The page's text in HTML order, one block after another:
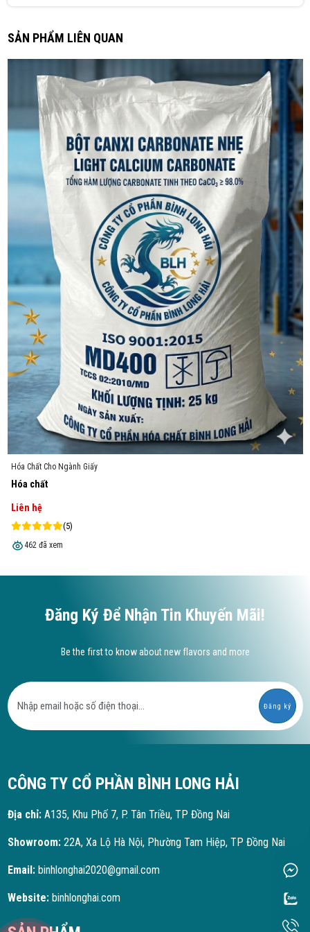
Lần nào đặt cũng giao đúng hẹn, chưa bao giờ trễ.
TT (Đánh giá 3 tháng trước)
Từ đóng gói, giao hàng đến chất lượng đều đáng khen.
SẢN PHẨM LIÊN QUAN
Cho Ngành Giấy
(5)
xem
Đăng Ký Để Nhận Tin Khuyến Mãi!
Be the first to know about new flavors and more
Đăng ký
CÔNG TY CỔ PHẦN BÌNH LONG HẢI
Địa chỉ:A135, Khu Phố 7, P. Tân Triều, TP Đồng Nai
Showroom:22A, Xa Lộ Hà Nội, Phường Tam Hiệp, TP Đồng Nai
Email:binhlonghai2020@gmail.com
Website: binhlonghai.com